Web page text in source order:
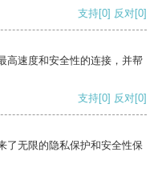
支持[0] 反对[0]
高速度和安全性的连接，并帮
支持[0] 反对[0]
了无限的隐私保护和安全性保